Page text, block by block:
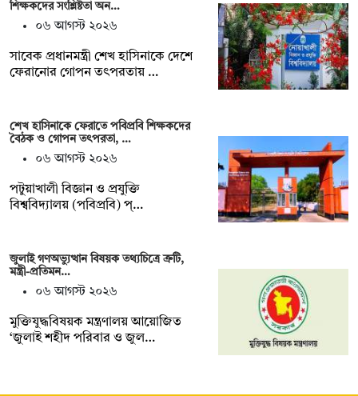
শিক্ষকদের সংশ্লিষ্টতা অন…
০৬ আগস্ট ২০২৬
সাবেক প্রধানমন্ত্রী শেখ হাসিনাকে দেশে
ফেরানোর গোপন তৎপরতায় …
শেখ হাসিনাকে ফেরাতে পবিপ্রবি শিক্ষকদের
বৈঠক ও গোপন তৎপরতা, …
০৬ আগস্ট ২০২৬
পটুয়াখালী বিজ্ঞান ও প্রযুক্তি
বিশ্ববিদ্যালয় (পবিপ্রবি) প্…
জুলাই গণঅভ্যুত্থান বিষয়ক তথ্যচিত্রে ত্রুটি,
মন্ত্রী-প্রতিমন…
০৬ আগস্ট ২০২৬
মুক্তিযুদ্ধবিষয়ক মন্ত্রণালয় আয়োজিত
‘জুলাই শহীদ পরিবার ও জুল…